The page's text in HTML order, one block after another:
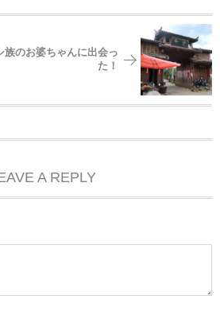
族のお婆ちゃんに出会っ
た！
A REPLY